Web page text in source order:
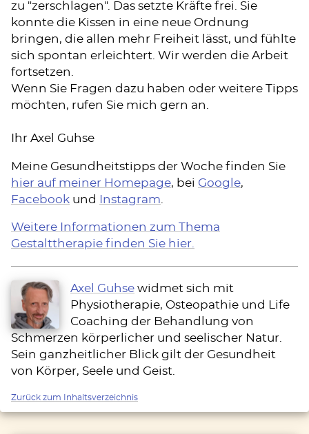
zu "zerschlagen". Das setzte Kräfte frei. Sie
konnte die Kissen in eine neue Ordnung
bringen, die allen mehr Freiheit lässt, und fühlte
sich spontan erleichtert. Wir werden die Arbeit
fortsetzen.
Wenn Sie Fragen dazu haben oder weitere Tipps
möchten, rufen Sie mich gern an.
Ihr Axel Guhse
Meine Gesundheitstipps der Woche finden Sie
hier auf meiner Homepage, bei Google,
Facebook und Instagram
Weitere Informationen zum Thema
Gestalttherapie finden Sie hier.
Axel Guhse widmet sich mit
Physiotherapie, Osteopathie und Life
Coaching der Behandlung von
Schmerzen körperlicher und seelischer Natur.
Sein ganzheitlicher Blick gilt der Gesundheit
von Körper, Seele und Geist.
Zurück zum Inhaltsverzeichnis